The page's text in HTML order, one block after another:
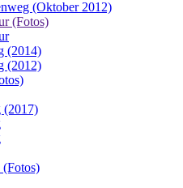
(Oktober 2012)
(Fotos)
(2014)
(2012)
(2017)
(Fotos)